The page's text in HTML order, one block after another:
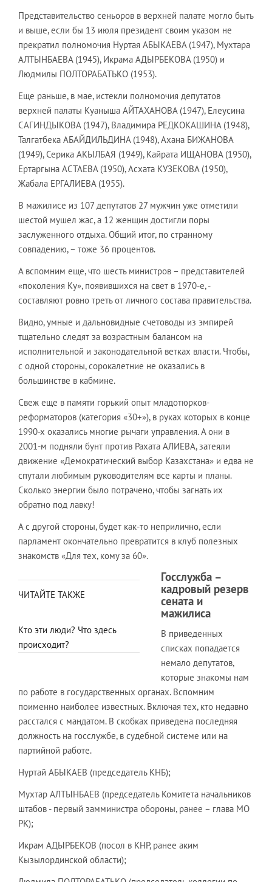
Представительство сеньоров в верхней палате могло быть
и выше, если бы 13 июля президент своим указом не
прекратил полномочия Нуртая АБЫКАЕВА (1947), Мухтара
АЛТЫНБАЕВА (1945), Икрама АДЫРБЕКОВА (1950) и
Людмилы ПОЛТОРАБАТЬКО (1953).
Еще раньше, в мае, истекли полномочия депутатов
верхней палаты Куаныша АЙТАХАНОВА (1947), Елеусина
САГИНДЫКОВА (1947), Владимира РЕДКОКАШИНА (1948),
Талгатбека АБАЙДИЛЬДИНА (1948), Ахана БИЖАНОВА
(1949), Серика АКЫЛБАЯ (1949), Кайрата ИЩАНОВА (1950),
Ертаргына АСТАЕВА (1950), Асхата КУЗЕКОВА (1950),
Жабала ЕРГАЛИЕВА (1955).
В мажилисе из 107 депутатов 27 мужчин уже отметили
шестой мушел жас, а 12 женщин достигли поры
заслуженного отдыха. Общий итог, по странному
совпадению, – тоже 36 процентов.
А вспомним еще, что шесть министров – представителей
«поколения Ку», появившихся на свет в 1970-е, -
составляют ровно треть от личного состава правительства.
Видно, умные и дальновидные счетоводы из эмпирей
тщательно следят за возрастным балансом на
исполнительной и законодательной ветках власти. Чтобы,
с одной стороны, сорокалетние не оказались в
большинстве в кабмине.
Свеж еще в памяти горький опыт младотюрков-
реформаторов (категория «30+»), в руках которых в конце
1990-х оказались многие рычаги управления. А они в
2001-м подняли бунт против Рахата АЛИЕВА, затеяли
движение «Демократический выбор Казахстана» и едва не
спутали любимым руководителям все карты и планы.
Сколько энергии было потрачено, чтобы загнать их
обратно под лавку!
А с другой стороны, будет как-то неприлично, если
парламент окончательно превратится в клуб полезных
знакомств «Для тех, кому за 60».
ЧИТАЙТЕ ТАКЖЕ
Кто эти люди? Что здесь
происходит?
Госслужба –
кадровый резерв
сената и
мажилиса
В приведенных
списках попадается
немало депутатов,
которые знакомы нам
по работе в государственных органах. Вспомним
поименно наиболее известных. Включая тех, кто недавно
расстался с мандатом. В скобках приведена последняя
должность на госслужбе, в судебной системе или на
партийной работе.
Нуртай АБЫКАЕВ (председатель КНБ);
Мухтар АЛТЫНБАЕВ (председатель Комитета начальников
штабов - первый замминистра обороны, ранее – глава МО
РК);
Икрам АДЫРБЕКОВ (посол в КНР, ранее аким
Кызылординской области);